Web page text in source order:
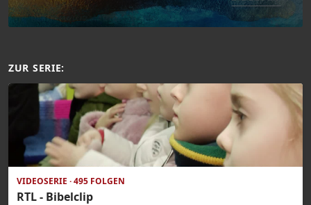
ZUR SERIE:
VIDEOSERIE · 495 FOLGEN
RTL - Bibelclip